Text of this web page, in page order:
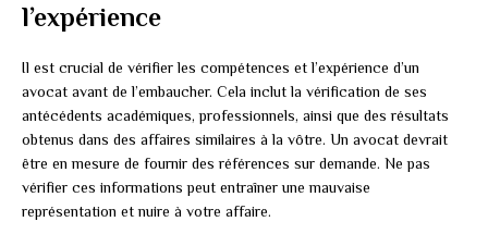
l’expérience
Il est crucial de vérifier les compétences et l’expérience d’un
avocat avant de l’embaucher. Cela inclut la vérification de ses
antécédents académiques, professionnels, ainsi que des résultats
obtenus dans des affaires similaires à la vôtre. Un avocat devrait
être en mesure de fournir des références sur demande. Ne pas
vérifier ces informations peut entraîner une mauvaise
représentation et nuire à votre affaire.